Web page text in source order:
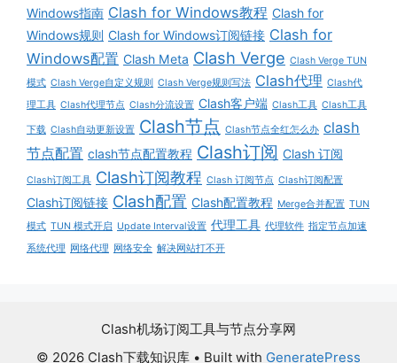
Windows指南 Clash for Windows教程 Clash for
Windows规则 Clash for Windows订阅链接 Clash for
Windows配置 Clash Meta Clash Verge Clash Verge TUN
模式 Clash Verge自定义规则 Clash Verge规则写法 Clash代理 Clash代
理工具 Clash代理节点 Clash分流设置 Clash客户端 Clash工具 Clash工具
下载 Clash自动更新设置 Clash节点 Clash节点全红怎么办 clash
节点配置 clash节点配置教程 Clash订阅 Clash 订阅
Clash订阅工具 Clash订阅教程 Clash 订阅节点 Clash订阅配置
Clash订阅链接 Clash配置 Clash配置教程 Merge合并配置 TUN
模式 TUN 模式开启 Update Interval设置 代理工具 代理软件 指定节点加速
系统代理 网络代理 网络安全 解决网站打不开
Clash机场订阅工具与节点分享网
© 2026 Clash下载知识库 • Built with GeneratePress